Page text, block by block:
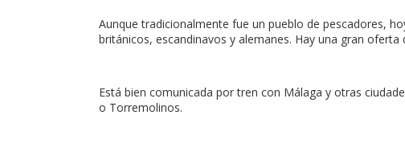
Aunque tradicionalmente fue un pueblo de pescadores,
británicos, escandinavos y alemanes. Hay una gran
Está bien comunicada por tren con Málaga y otras
o Torremolinos.